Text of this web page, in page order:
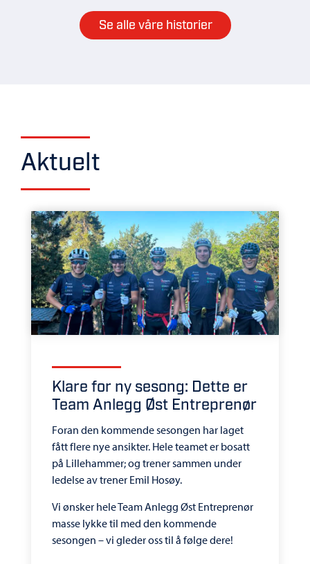
Se alle våre historier
Aktuelt
Klare for ny sesong: Dette er
Team Anlegg Øst Entreprenør
Foran den kommende sesongen har laget
fått flere nye ansikter. Hele teamet er bosatt
på Lillehammer; og trener sammen under
ledelse av trener Emil Hosøy.
Vi ønsker hele Team Anlegg Øst Entreprenør
masse lykke til med den kommende
sesongen – vi gleder oss til å følge dere!